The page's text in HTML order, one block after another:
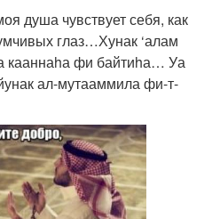
душа чувствует себя, как
глаз…Хунак ‘алам
кааннаhа фи байтиhа… Уа
ал-мутааммила фи-т-